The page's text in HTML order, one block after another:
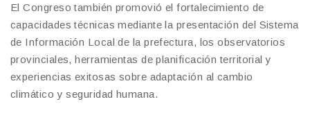
El Congreso también promovió el fortalecimiento de
capacidades técnicas mediante la presentación del Sistema
de Información Local de la prefectura, los observatorios
provinciales, herramientas de planificación territorial y
experiencias exitosas sobre adaptación al cambio
climático y seguridad humana.